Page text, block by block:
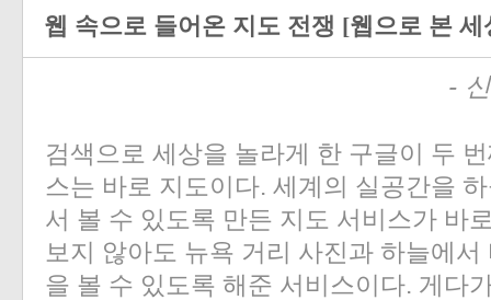
웹 속으로 들어온 지도 전쟁 [웹으로 본 세
-
검색으로 세상을 놀라게 한 구글이 두
스는 바로 지도이다. 세계의 실공간을
서 볼 수 있도록 만든 지도 서비스가 바
보지 않아도 뉴욕 거리 사진과 하늘에
을 볼 수 있도록 해준 서비스이다. 게다